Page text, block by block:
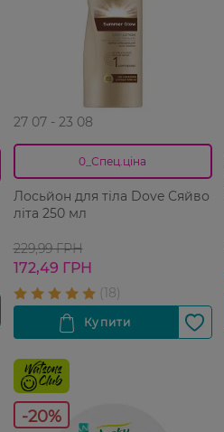
27 07 - 23 08
0_Спец.ціна
Лосьйон для тіла Dove Сяйво
літа 250 мл
229,99 ГРН
172,49 ГРН
-20%